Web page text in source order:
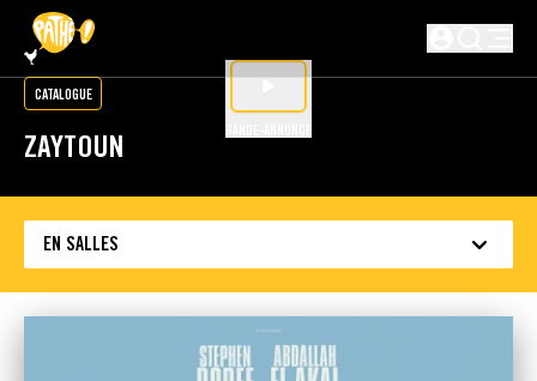
PASSER AU CONTENU PRINCIPAL
CATALOGUE
ZAYTOUN
EN SALLES